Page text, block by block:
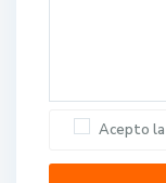
Acepto la